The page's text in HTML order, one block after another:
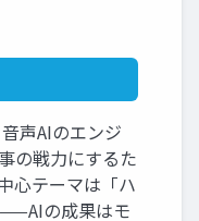
声AIのエンジ
の戦力にするた
心テーマは「ハ
の成果はモ